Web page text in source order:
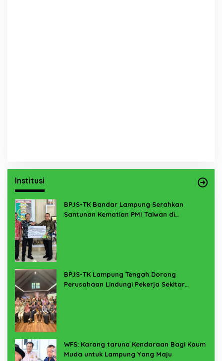
Institusi
BPJS-TK Bandar Lampung Serahkan
Santunan Kematian PMI Taiwan di
BPJS-TK Lampung Tengah Dorong
Perusahaan Lindungi Pekerja Sekitar
WFS: Karang taruna Kendaraan Bagi Kaum
Muda untuk Lampung Yang Maju